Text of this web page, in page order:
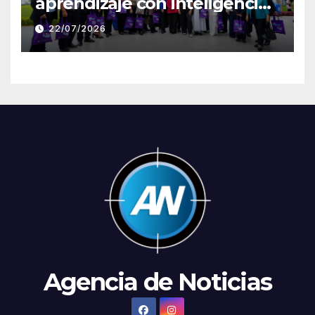
artificial a través de Google
Gemini
22/07/2026
Agencia de Noticias